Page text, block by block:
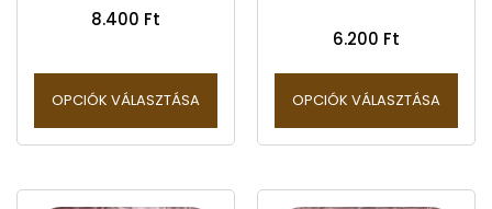
8.400 Ft
OPCIÓK VÁLASZTÁSA
6.200 Ft
OPCIÓK VÁLASZTÁSA